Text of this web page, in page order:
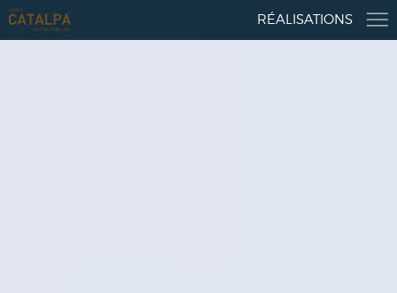
RÉALISATIONS